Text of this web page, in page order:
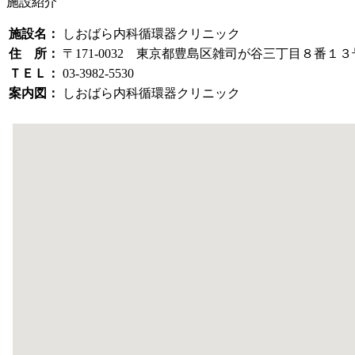
施設名：
しおばら内科循環器クリニック
住 所：
〒171-0032 東京都豊島区雑司が谷三丁目８番１３
ＴＥＬ： 03-3982-5530
案内図：
しおばら内科循環器クリニック